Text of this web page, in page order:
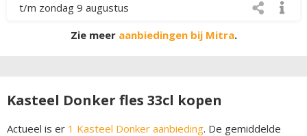
t/m zondag 9 augustus
Zie meer aanbiedingen bij Mitra.
Kasteel Donker fles 33cl kopen
Actueel is er 1 Kasteel Donker aanbieding. De gemiddelde